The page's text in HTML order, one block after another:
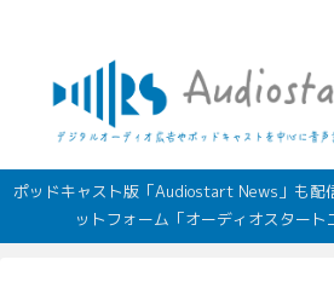
ポッドキャスト版「Audiostart News」も配
ットフォーム「オーディオスタート